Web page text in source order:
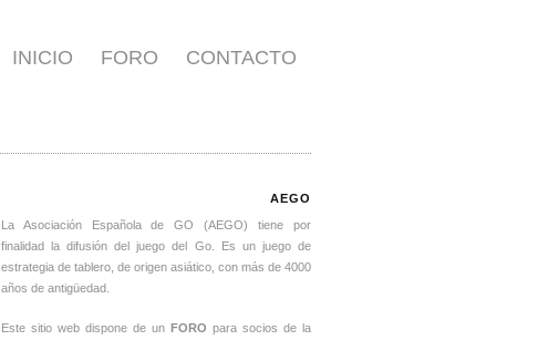
INICIO FORO CONTACTO
AEGO
La Asociación Española de GO (AEGO) tiene por
finalidad la difusión del juego del Go. Es un juego de
estrategia de tablero, de origen asiático, con más de 4000
años de antigüedad.
Este sitio web dispone de un FORO para socios de la